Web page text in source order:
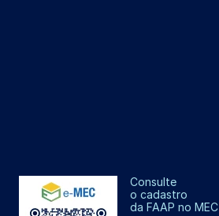
Consulte
o cadastro
da FAAP no MEC